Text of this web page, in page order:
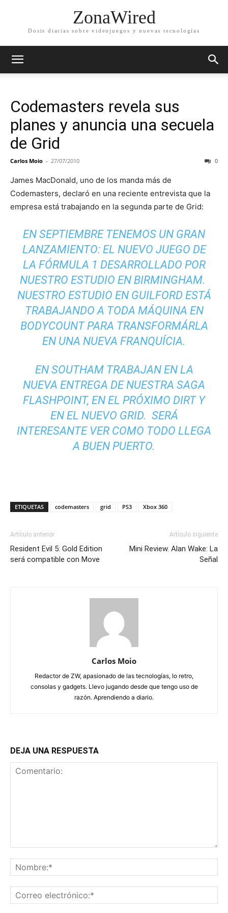
ZonaWired
Dosis diarias sobre videojuegos y nuevas tecnologías
Codemasters revela sus
planes y anuncia una secuela
de Grid
Carlos Moio - 27/07/2010 0
James MacDonald, uno de los manda más de
Codemasters, declaró en una reciente entrevista que la
empresa está trabajando en la segunda parte de Grid:
EN SEPTIEMBRE TENEMOS UN GRAN
LANZAMIENTO: EL NUEVO JUEGO DE
LA FÓRMULA 1 DESARROLLADO POR
NUESTRO ESTUDIO EN BIRMINGHAM.
NUESTRO ESTUDIO EN GUILFORD ESTÁ
TRABAJANDO A TODA MÁQUINA EN
BODYCOUNT PARA TRANSFORMÁRLA
EN UNA NUEVA FRANQUÍCIA.
EN SOUTHAM TRABAJAN EN LA
NUEVA ENTREGA DE NUESTRA SAGA
FLASHPOINT, EN EL PRÓXIMO DIRT Y
EN EL NUEVO GRID. SERÁ
INTERESANTE VER COMO TODO LLEGA
A BUEN PUERTO.
ETIQUETAS codemasters grid PS3 Xbox 360
Artículo anterior
Resident Evil 5: Gold Edition
será compatible con Move
Artículo siguiente
Mini Review. Alan Wake: La
Señal
Carlos Moio
Redactor de ZW, apasionado de las tecnologías, lo retro,
consolas y gadgets. Llevo jugando desde que tengo uso de
razón. Aprendiendo a diario.
DEJA UNA RESPUESTA